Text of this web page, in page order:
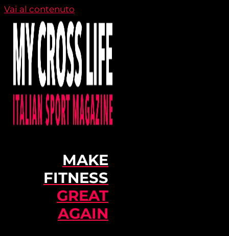
Vai al contenuto
MAKE
FITNESS
GREAT
AGAIN